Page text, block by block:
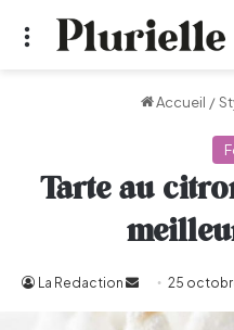
Menu
Accueil /
Tarte au
La Redaction
Envoyer
un
25